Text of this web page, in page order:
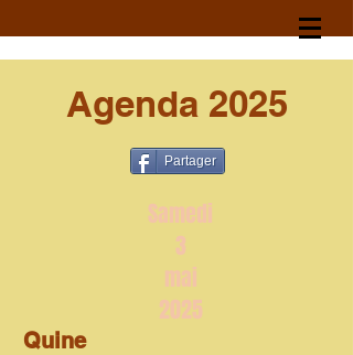
Agenda 2025
Partager
Samedi
3
mai
2025
Quine